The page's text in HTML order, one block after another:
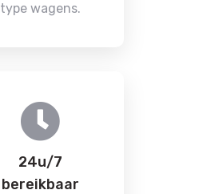
type wagens.
24u/7
bereikbaar